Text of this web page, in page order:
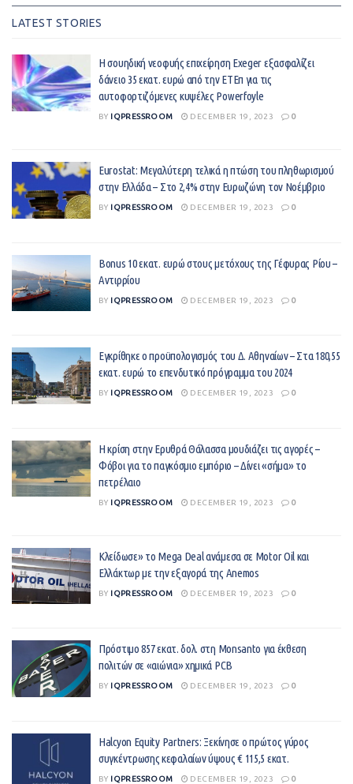
LATEST STORIES
Η σουηδική νεοφυής επιχείρηση Exeger εξασφαλίζει
δάνειο 35 εκατ. ευρώ από την ΕΤΕπ για τις
αυτοφορτιζόμενες κυψέλες Powerfoyle
BY IQPRESSROOM DECEMBER 19, 2023 0
Eurostat: Μεγαλύτερη τελικά η πτώση του πληθωρισμού
στην Ελλάδα – Στο 2,4% στην Ευρωζώνη τον Νοέμβριο
BY IQPRESSROOM DECEMBER 19, 2023 0
Βonus 10 εκατ. ευρώ στους μετόχους της Γέφυρας Ρίου –
Αντιρρίου
BY IQPRESSROOM DECEMBER 19, 2023 0
Εγκρίθηκε ο προϋπολογισμός του Δ. Αθηναίων – Στα 180,55
εκατ. ευρώ το επενδυτικό πρόγραμμα του 2024
BY IQPRESSROOM DECEMBER 19, 2023 0
Η κρίση στην Ερυθρά Θάλασσα μουδιάζει τις αγορές –
Φόβοι για το παγκόσμιο εμπόριο – Δίνει «σήμα» το
πετρέλαιο
BY IQPRESSROOM DECEMBER 19, 2023 0
Κλείδωσε» το Mega Deal ανάμεσα σε Motor Oil και
Ελλάκτωρ με την εξαγορά της Anemos
BY IQPRESSROOM DECEMBER 19, 2023 0
Πρόστιμο 857 εκατ. δολ. στη Monsanto για έκθεση
πολιτών σε «αιώνια» χημικά PCB
BY IQPRESSROOM DECEMBER 19, 2023 0
Halcyon Equity Partners: Ξεκίνησε ο πρώτος γύρος
συγκέντρωσης κεφαλαίων ύψους € 115,5 εκατ.
BY IQPRESSROOM DECEMBER 19, 2023 0